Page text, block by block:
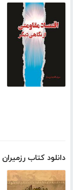
دانلود کتاب رزمیران